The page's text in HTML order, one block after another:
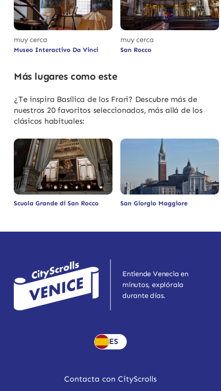
muy cerca
Museo Interactivo Da Vinci
muy cerca
San Rocco
Más lugares como este
¿Te inspira Basílica de los Frari? Descubre más de
nuestros 20 favoritos seleccionados, más allá de los
clásicos habituales:
Scuola Grande di San Rocco San Giorgio Maggiore
Entiende Venecia en
minutos, explórala
durante días.
ES
Contacta con CityScrolls